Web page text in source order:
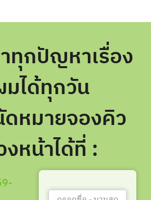
ทุกปัญหาเรื่อง
ได้ทุกวัน
หมายจองคิว
งหน้าได้ที่ :